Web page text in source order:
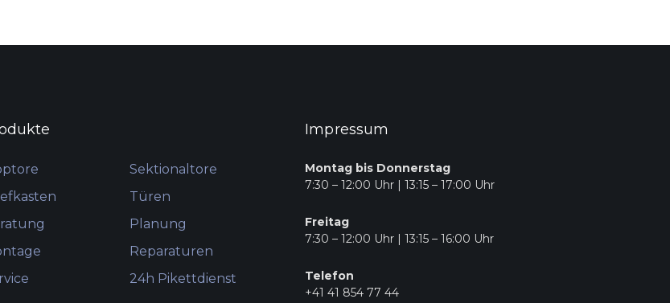
Sektionaltore
Türen
Planung
Reparaturen
24h Pikettdienst
Impressum
Montag bis Donnerstag
7:30 – 12:00 Uhr | 13:15 – 17:00 Uhr
Freitag
7:30 – 12:00 Uhr | 13:15 – 16:00 Uhr
Telefon
+41 41 854 77 44